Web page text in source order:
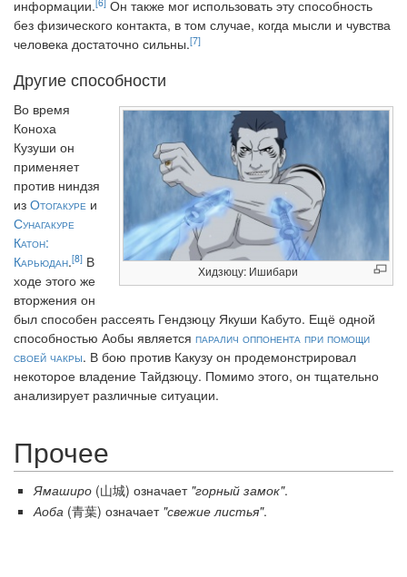
информации.
Он также мог использовать эту способность
без физического контакта, в том случае, когда мысли и чувства
человека достаточно сильны.[7]
Другие способности
Хидзюцу: Ишибари
Во время
Коноха
Кузуши он
применяет
против ниндзя
из Отогакуре и
Сунагакуре
Катон:
Карьюдан.[8] В
ходе этого же
вторжения он
был способен рассеять Гендзюцу Якуши Кабуто. Ещё одной
способностью Аобы является паралич оппонента при помощи
своей чакры. В бою против Какузу он продемонстрировал
некоторое владение Тайдзюцу. Помимо этого, он тщательно
анализирует различные ситуации.
Прочее
Ямаширо (山城) означает "горный замок".
Аоба (青葉) означает "свежие листья".